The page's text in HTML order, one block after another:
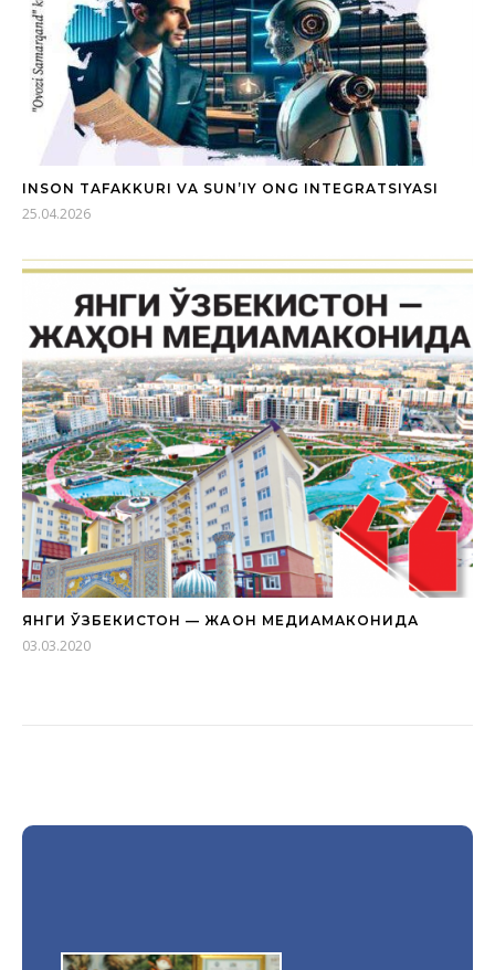
INSON TAFAKKURI VA SUN’IY ONG INTEGRATSIYASI
25.04.2026
ЯНГИ ЎЗБЕКИСТОН — ЖАҲОН МЕДИАМАКОНИДА
03.03.2020